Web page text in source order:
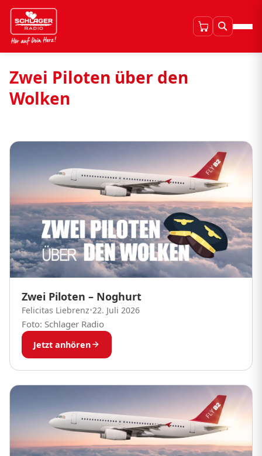
Zwei Piloten über den
Wolken
Zwei Piloten – Noghurt
Felicitas Liebrenz•22. Juli 2026
Foto: Schlager Radio
Jetzt anhören